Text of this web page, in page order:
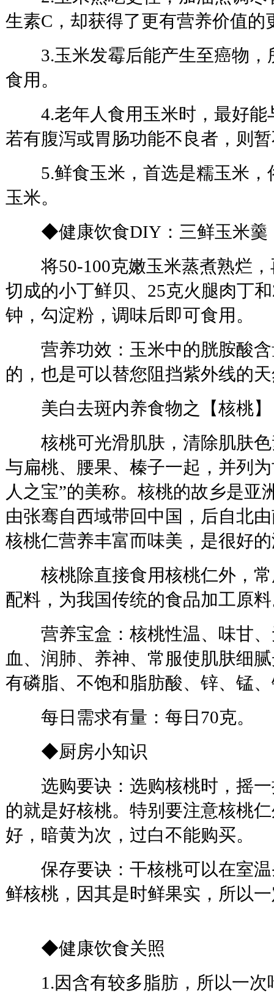
生素C，却获得了更有营养价值的
3.玉米发霉后能产生至癌物，
食用。
4.老年人食用玉米时，最好能
若有腹泻或胃肠功能不良者，则
5.鲜食玉米，首选是糯玉米，
玉米。
◆健康饮食DIY：三鲜玉米羹
将50-100克嫩玉米蒸煮熟烂，
切成的小丁鲜贝、25克火腿肉丁
钟，勾淀粉，调味后即可食用。
营养功效：玉米中的胱胺酸含
的，也是可以替您阻挡紫外线的
美白去斑内养食物之【核桃】
核桃可光滑肌肤，清除肌肤色
与扁桃、腰果、榛子一起，并列
人之宝”的美称。核桃的故乡是亚
由张骞自西域带回中国，后自北
核桃仁营养丰富而味美，是很好
核桃除直接食用核桃仁外，常
配料，为我国传统的食品加工原
营养宝盒：核桃性温、味甘、
血、润肺、养神、常服使肌肤细
有磷脂、不饱和脂肪酸、锌、锰
每日需求有量：每日70克。
◆厨房小知识
选购要诀：选购核桃时，摇一
的就是好核桃。特别要注意核桃
好，暗黄为次，过白不能购买。
保存要诀：干核桃可以在室温
鲜核桃，因其是时鲜果实，所以
◆健康饮食关照
1.因含有较多脂肪，所以一次